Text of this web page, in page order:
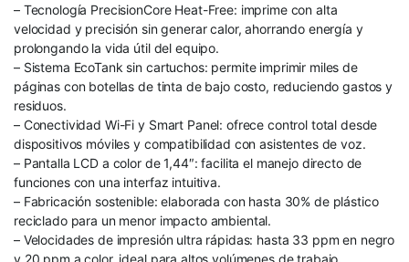
– Tecnología PrecisionCore Heat-Free: imprime con alta
velocidad y precisión sin generar calor, ahorrando energía y
prolongando la vida útil del equipo.
– Sistema EcoTank sin cartuchos: permite imprimir miles de
páginas con botellas de tinta de bajo costo, reduciendo gastos y
residuos.
– Conectividad Wi-Fi y Smart Panel: ofrece control total desde
dispositivos móviles y compatibilidad con asistentes de voz.
– Pantalla LCD a color de 1,44″: facilita el manejo directo de
funciones con una interfaz intuitiva.
– Fabricación sostenible: elaborada con hasta 30% de plástico
reciclado para un menor impacto ambiental.
– Velocidades de impresión ultra rápidas: hasta 33 ppm en negro
y 20 ppm a color, ideal para altos volúmenes de trabajo.